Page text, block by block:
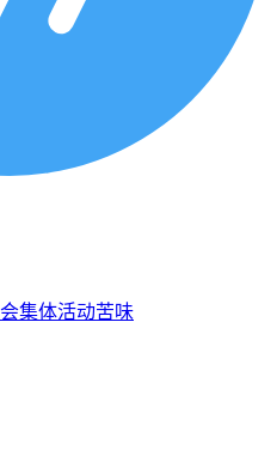
集体活动苦味